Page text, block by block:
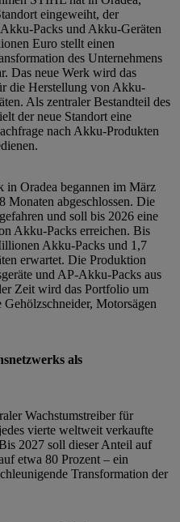
eingeweiht, der
Packs und Akku-Geräten
Euro stellt einen
des Unternehmens
Das neue Werk wird das
die Herstellung von Akku-
Als zentraler Bestandteil des
der neue Standort eine
nach Akku-Produkten
in Oradea begannen im März
Monaten abgeschlossen. Die
und soll bis 2026 eine
Akku-Packs erreichen. Bis
Akku-Packs und 1,7
erwartet. Die Produktion
und AP-Akku-Packs aus
Zeit wird das Portfolio um
Motorsägen
als
Wachstumstreiber für
vierte weltweit verkaufte
2027 soll dieser Anteil auf
etwa 80 Prozent – ein
Transformation der